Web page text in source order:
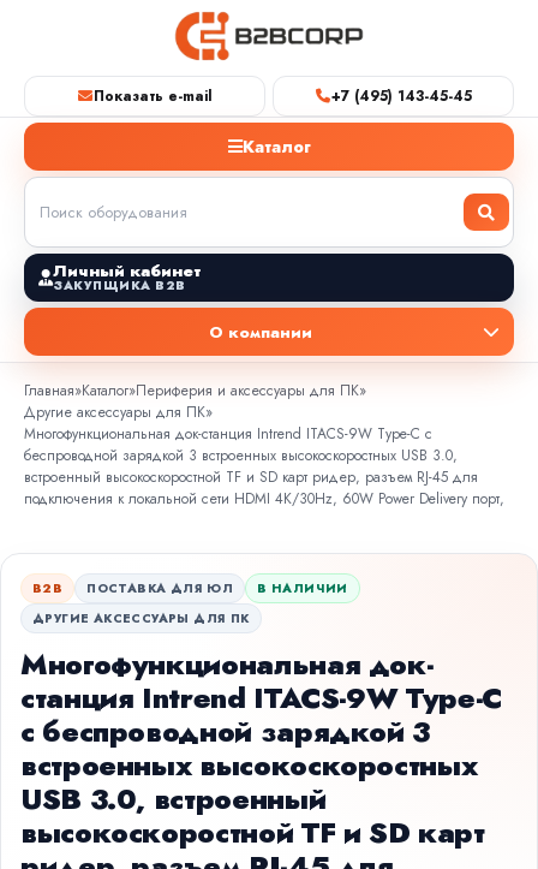
Показать e-mail +7 (495) 143-45-45
Каталог
Личный кабинет
ЗАКУПЩИКА B2B
О компании
Главная»Каталог»Периферия и аксессуары для ПК»
Другие аксессуары для ПК»
Многофункциональная док-станция Intrend ITACS-9W Type-C с
беспроводной зарядкой 3 встроенных высокоскоростных USB 3.0,
встроенный высокоскоростной TF и SD карт ридер, разъем RJ-45 для
подключения к локальной сети HDMI 4K/30Hz, 60W Power Delivery порт,
B2B ПОСТАВКА ДЛЯ ЮЛ
В НАЛИЧИИ
ДРУГИЕ АКСЕССУАРЫ ДЛЯ ПК
Многофункциональная док-
станция Intrend ITACS-9W Type-C
с беспроводной зарядкой 3
встроенных высокоскоростных
USB 3.0, встроенный
высокоскоростной TF и SD карт